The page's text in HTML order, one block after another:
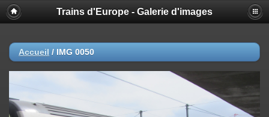
Trains d'Europe - Galerie d'images
Accueil / IMG 0050